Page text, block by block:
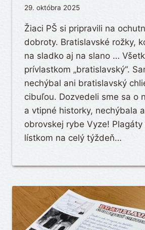
29. októbra 2025
Žiaci PŠ si pripravili na
dobroty. Bratislavské rožky,
na sladko aj na slano …
prívlastkom „bratislavský“.
nechýbal ani bratislavský
cibuľou. Dozvedeli sme sa o
a vtipné historky, nechýbala
obrovskej rybe Vyze! Plagáty
lístkom na celý týždeň…